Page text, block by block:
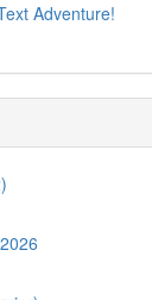
Adventure!